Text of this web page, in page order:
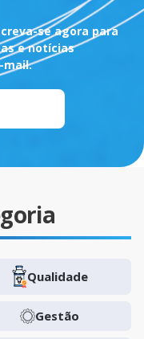
se agora para
e notícias
mail.
Qualidade
Gestão